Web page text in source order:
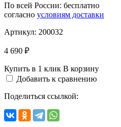
По всей России: бесплатно
согласно условиям доставки
Артикул: 200032
4 690 ₽
Купить в 1 клик В корзину
Добавить к сравнению
Поделиться ссылкой: